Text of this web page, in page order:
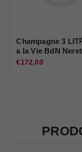
Champagne 3
a la Vie BdN
€172,00